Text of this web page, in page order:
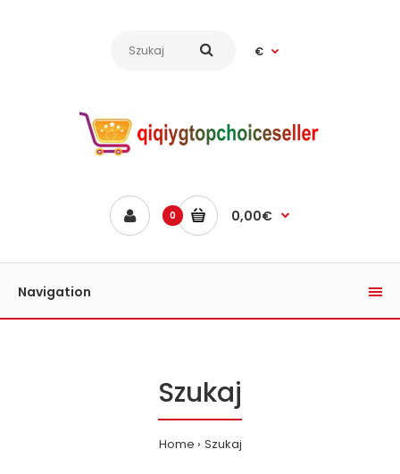
€
0 0,00€
Navigation
Szukaj
Home Szukaj